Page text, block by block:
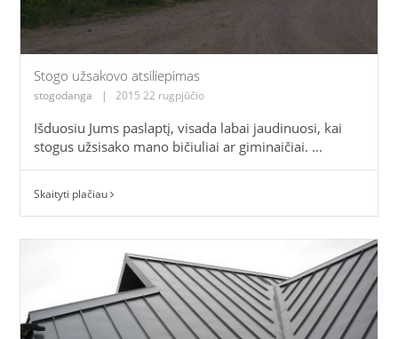
Stogo užsakovo atsiliepimas
stogodanga | 2015 22 rugpjūčio
Išduosiu Jums paslaptį, visada labai jaudinuosi, kai
stogus užsisako mano bičiuliai ar giminaičiai. ...
Skaityti plačiau